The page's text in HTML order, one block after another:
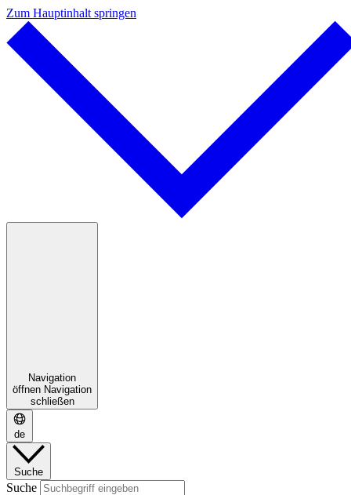
Zum Hauptinhalt springen
Navigation
öffnen Navigation
schließen
de
Suche
Suche